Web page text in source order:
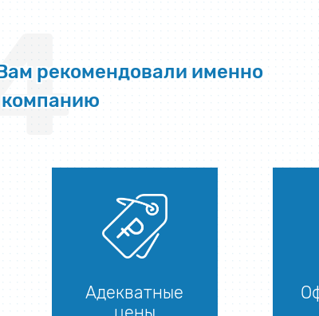
рекомендовали именно
Адекватные